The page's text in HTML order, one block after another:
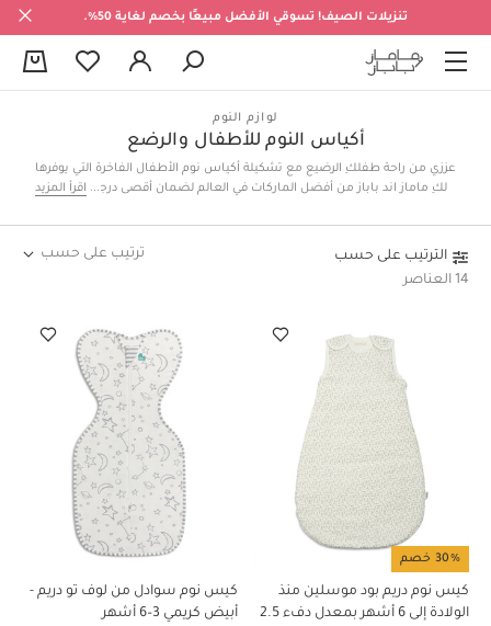
تنزيلات الصيف! تسوقي الأفضل مبيعًا بخصم لغاية 50%.
لوازم النوم
أكياس النوم للأطفال والرضع
عززي من راحة طفلكِ الرضيع مع تشكيلة أكياس نوم الأطفال الفاخرة التي يوفرها
لكِ ماماز اند باباز من أفضل الماركات في العالم لضمان أقصى درجات الجودة.
بخامة من قطن جيرسيه مزين بنقشات رقيقة وبتصميم يحافظ على الدفء في
الليالي الباردة، وأكياس نوم لحديثي الولادة تحاكي الشعور بالدفء في بطن الأم
اقرأ المزيد
الترتيب على حسب
14 العناصر
ترتيب على حسب
30% خصم
كيس نوم دريم بود موسلين منذ
الولادة إلى 6 أشهر بمعدل دفء 2.5
كيس نوم سوادل من لوف تو دريم -
أبيض كريمي 3–6 أشهر